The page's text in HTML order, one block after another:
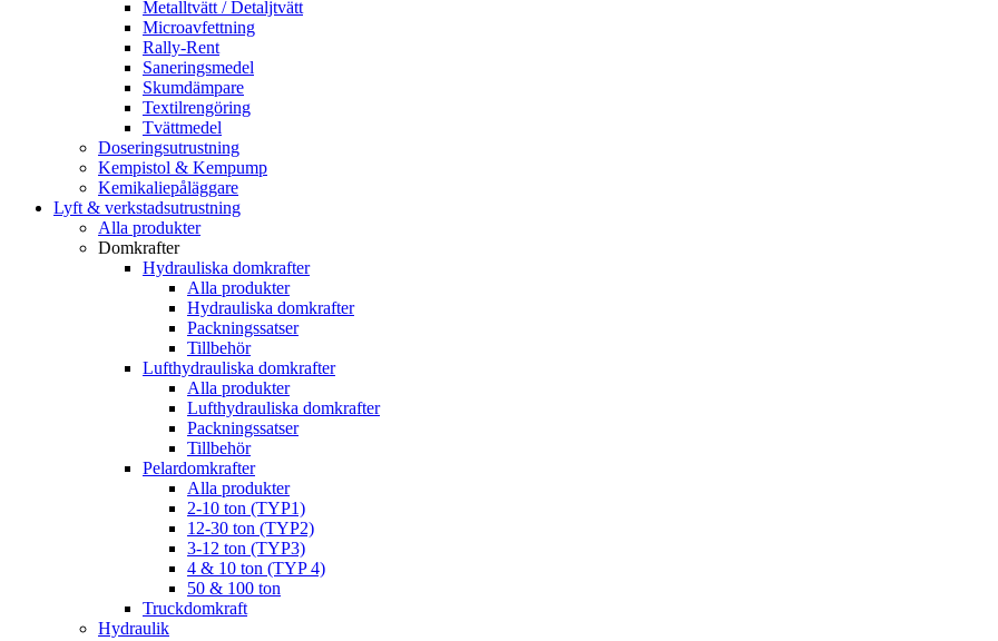
Metalltvätt / Detaljtvätt
Microavfettning
Rally-Rent
Saneringsmedel
Skumdämpare
Textilrengöring
Tvättmedel
Doseringsutrustning
Kempistol & Kempump
Kemikaliepåläggare
Lyft & verkstadsutrustning
Alla produkter
Domkrafter
Hydrauliska domkrafter
Alla produkter
Hydrauliska domkrafter
Packningssatser
Tillbehör
Lufthydrauliska domkrafter
Alla produkter
Lufthydrauliska domkrafter
Packningssatser
Tillbehör
Pelardomkrafter
Alla produkter
2-10 ton (TYP1)
12-30 ton (TYP2)
3-12 ton (TYP3)
4 & 10 ton (TYP 4)
50 & 100 ton
Truckdomkraft
Hydraulik